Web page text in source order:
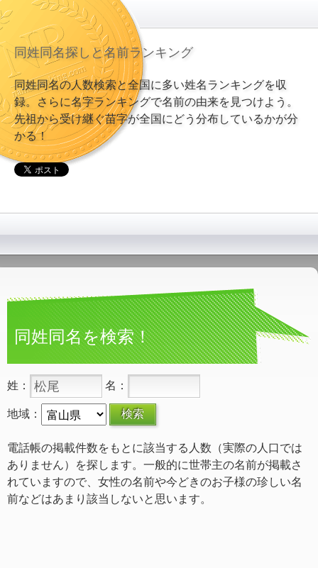
同姓同名探しと名前ランキング
同姓同名の人数検索と全国に多い姓名ランキングを収
録。さらに名字ランキングで名前の由来を見つけよう。
先祖から受け継ぐ苗字が全国にどう分布しているかが分
かる！
同姓同名を検索！
姓： 名：
地域：
電話帳の掲載件数をもとに該当する人数（実際の人口では
ありません）を探します。一般的に世帯主の名前が掲載さ
れていますので、女性の名前や今どきのお子様の珍しい名
前などはあまり該当しないと思います。